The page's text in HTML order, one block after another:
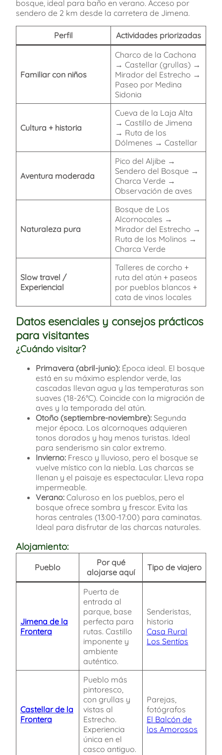
bosque, ideal para baño en verano. Acceso por
sendero de 2 km desde la carretera de Jimena.
Perfil Actividades priorizadas
Familiar con niños
Charco de la Cachona
→ Castellar (grullas) →
Mirador del Estrecho →
Paseo por Medina
Sidonia
Cultura + historia
Cueva de la Laja Alta
→ Castillo de Jimena
→ Ruta de los
Dólmenes → Castellar
Aventura moderada
Pico del Aljibe →
Sendero del Bosque →
Charca Verde →
Observación de aves
Naturaleza pura
Bosque de Los
Alcornocales →
Mirador del Estrecho →
Ruta de los Molinos →
Charca Verde
Slow travel /
Experiencial
Talleres de corcho +
ruta del atún + paseos
por pueblos blancos +
cata de vinos locales
Datos esenciales y consejos prácticos
para visitantes
¿Cuándo visitar?
Primavera (abril-junio): Época ideal. El bosque
está en su máximo esplendor verde, las
cascadas llevan agua y las temperaturas son
suaves (18-26°C). Coincide con la migración de
aves y la temporada del atún.
Otoño (septiembre-noviembre): Segunda
mejor época. Los alcornoques adquieren
tonos dorados y hay menos turistas. Ideal
para senderismo sin calor extremo.
Invierno: Fresco y lluvioso, pero el bosque se
vuelve místico con la niebla. Las charcas se
llenan y el paisaje es espectacular. Lleva ropa
impermeable.
Verano: Caluroso en los pueblos, pero el
bosque ofrece sombra y frescor. Evita las
horas centrales (13:00-17:00) para caminatas.
Ideal para disfrutar de las charcas naturales.
Alojamiento:
Pueblo
Por qué
alojarse aquí
Tipo de viajero
Jimena de la
Frontera
Puerta de
entrada al
parque, base
perfecta para
rutas. Castillo
imponente y
ambiente
auténtico.
Senderistas,
historia
Casa Rural
Los Sentíos
Castellar de la
Frontera
Pueblo más
pintoresco,
con grullas y
vistas al
Estrecho.
Experiencia
única en el
casco antiguo.
Parejas,
fotógrafos
El Balcón de
los Amorosos